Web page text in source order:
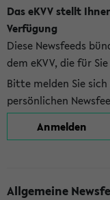
Das eKVV stellt
Verfügung
Diese Newsfeeds
dem eKVV, die für
Bitte melden Sie
persönlichen
Anmelden
Allgemeine